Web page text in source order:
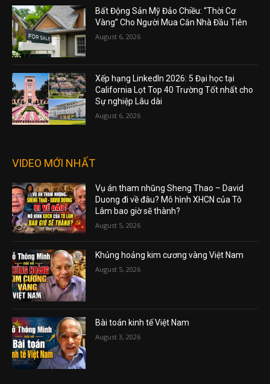
Bất Động Sản Mỹ Đảo Chiều: “Thời Cơ
Vàng” Cho Người Mua Căn Nhà Đầu Tiên
August 6, 2026
Xếp hạng LinkedIn 2026: 5 Đại học tại
California Lọt Top 40 Trường Tốt nhất cho
Sự nghiệp Lâu dài
August 6, 2026
VIDEO MỚI NHẤT
Vụ án tham nhũng Sheng Thao – David
Duong đi về đâu? Mô hình XHCN của Tô
Lâm bao giờ sẽ thành?
August 5, 2026
Khủng hoảng kim cương vàng Việt Nam
August 5, 2026
Bài toán kinh tế Việt Nam
August 3, 2026